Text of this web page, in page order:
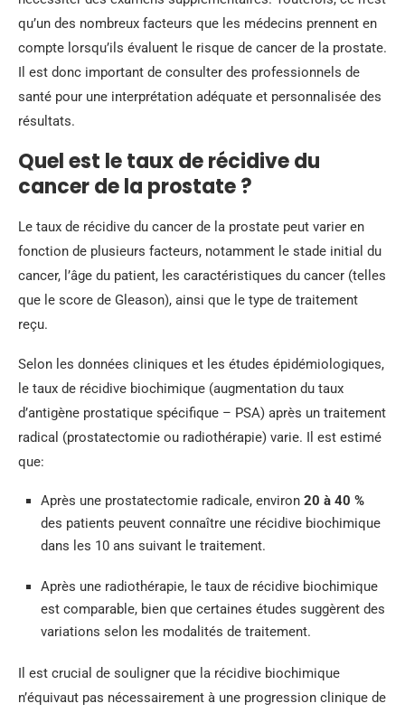
qu’un des nombreux facteurs que les médecins prennent en
compte lorsqu’ils évaluent le risque de cancer de la prostate.
Il est donc important de consulter des professionnels de
santé pour une interprétation adéquate et personnalisée des
résultats.
Quel est le taux de récidive du
cancer de la prostate ?
Le taux de récidive du cancer de la prostate peut varier en
fonction de plusieurs facteurs, notamment le stade initial du
cancer, l’âge du patient, les caractéristiques du cancer (telles
que le score de Gleason), ainsi que le type de traitement
reçu.
Selon les données cliniques et les études épidémiologiques,
le taux de récidive biochimique (augmentation du taux
d’antigène prostatique spécifique – PSA) après un traitement
radical (prostatectomie ou radiothérapie) varie. Il est estimé
que:
Après une prostatectomie radicale, environ 20 à 40 %
des patients peuvent connaître une récidive biochimique
dans les 10 ans suivant le traitement.
Après une radiothérapie, le taux de récidive biochimique
est comparable, bien que certaines études suggèrent des
variations selon les modalités de traitement.
Il est crucial de souligner que la récidive biochimique
n’équivaut pas nécessairement à une progression clinique de